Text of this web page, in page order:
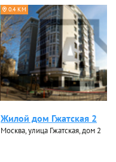
0.4 КМ
Жилой дом Гжатская 2
Москва, улица Гжатская, дом 2